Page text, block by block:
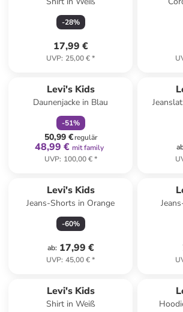
-28%
17,99 €
UVP: 25,00 €*
Levi's Kids
Daunenjacke in Blau
-51%
50,99 €regulär
48,99 € mit family
UVP: 100,00 €*
Levi's Kids
Jeans-Shorts in Orange
-60%
ab: 17,99 €
UVP: 45,00 €*
Levi's Kids
Shirt in Weiß